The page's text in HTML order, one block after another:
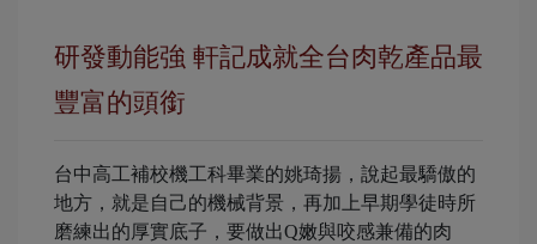
研發動能強 軒記成就全台肉乾產品最
豐富的頭銜
台中高工補校機工科畢業的姚琦揚，說起最驕傲的
地方，就是自己的機械背景，再加上早期學徒時所
磨練出的厚實底子，要做出Q嫩與咬感兼備的肉